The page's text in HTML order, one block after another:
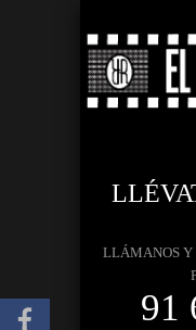
LLÁMANOS Y
91